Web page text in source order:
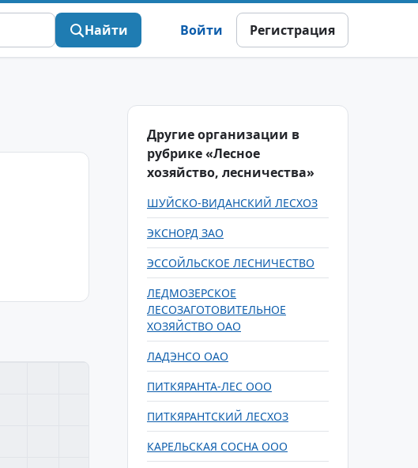
Найти Войти Регистрация
Другие организации в
рубрике «Лесное
хозяйство, лесничества»
ШУЙСКО-ВИДАНСКИЙ ЛЕСХОЗ
ЭКСНОРД ЗАО
ЭССОЙЛЬСКОЕ ЛЕСНИЧЕСТВО
ЛЕДМОЗЕРСКОЕ
ЛЕСОЗАГОТОВИТЕЛЬНОЕ
ХОЗЯЙСТВО ОАО
ЛАДЭНСО ОАО
ПИТКЯРАНТА-ЛЕС ООО
ПИТКЯРАНТСКИЙ ЛЕСХОЗ
КАРЕЛЬСКАЯ СОСНА ООО